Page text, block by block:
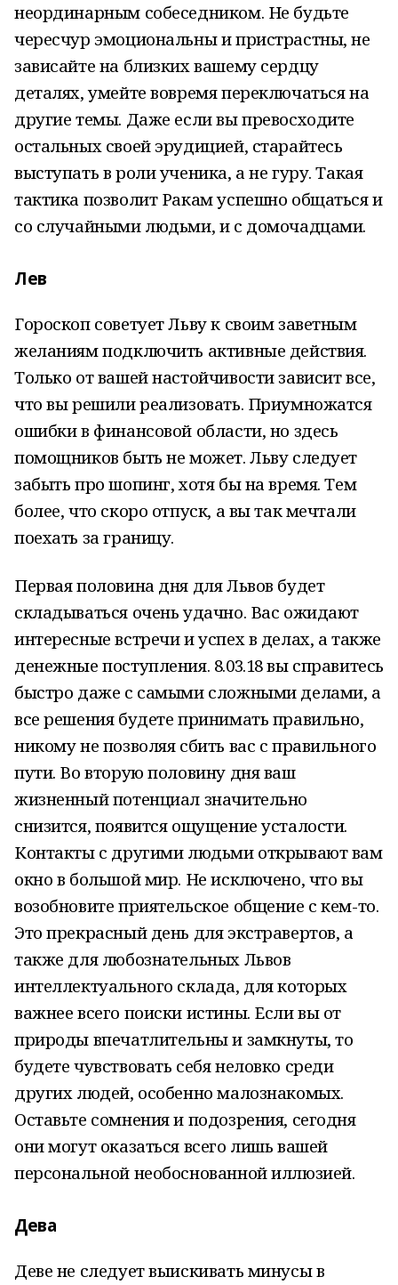
неординарным собеседником. Не будьте
чересчур эмоциональны и пристрастны, не
зависайте на близких вашему сердцу
деталях, умейте вовремя переключаться на
другие темы. Даже если вы превосходите
остальных своей эрудицией, старайтесь
выступать в роли ученика, а не гуру. Такая
тактика позволит Ракам успешно общаться и
со случайными людьми, и с домочадцами.
Лев
Гороскоп советует Льву к своим заветным
желаниям подключить активные действия.
Только от вашей настойчивости зависит все,
что вы решили реализовать. Приумножатся
ошибки в финансовой области, но здесь
помощников быть не может. Льву следует
забыть про шопинг, хотя бы на время. Тем
более, что скоро отпуск, а вы так мечтали
поехать за границу.
Первая половина дня для Львов будет
складываться очень удачно. Вас ожидают
интересные встречи и успех в делах, а также
денежные поступления. 8.03.18 вы справитесь
быстро даже с самыми сложными делами, а
все решения будете принимать правильно,
никому не позволяя сбить вас с правильного
пути. Во вторую половину дня ваш
жизненный потенциал значительно
снизится, появится ощущение усталости.
Контакты с другими людьми открывают вам
окно в большой мир. Не исключено, что вы
возобновите приятельское общение с кем-то.
Это прекрасный день для экстравертов, а
также для любознательных Львов
интеллектуального склада, для которых
важнее всего поиски истины. Если вы от
природы впечатлительны и замкнуты, то
будете чувствовать себя неловко среди
других людей, особенно малознакомых.
Оставьте сомнения и подозрения, сегодня
они могут оказаться всего лишь вашей
персональной необоснованной иллюзией.
Дева
Деве не следует выискивать минусы в